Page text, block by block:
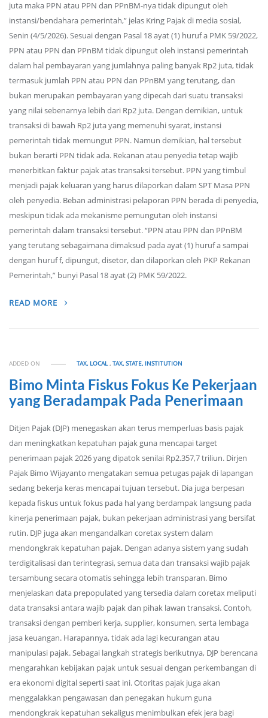
juta maka PPN atau PPN dan PPnBM-nya tidak dipungut oleh
instansi/bendahara pemerintah,” jelas Kring Pajak di media sosial,
Senin (4/5/2026). Sesuai dengan Pasal 18 ayat (1) huruf a PMK 59/2022,
PPN atau PPN dan PPnBM tidak dipungut oleh instansi pemerintah
dalam hal pembayaran yang jumlahnya paling banyak Rp2 juta, tidak
termasuk jumlah PPN atau PPN dan PPnBM yang terutang, dan
bukan merupakan pembayaran yang dipecah dari suatu transaksi
yang nilai sebenarnya lebih dari Rp2 juta. Dengan demikian, untuk
transaksi di bawah Rp2 juta yang memenuhi syarat, instansi
pemerintah tidak memungut PPN. Namun demikian, hal tersebut
bukan berarti PPN tidak ada. Rekanan atau penyedia tetap wajib
menerbitkan faktur pajak atas transaksi tersebut. PPN yang timbul
menjadi pajak keluaran yang harus dilaporkan dalam SPT Masa PPN
oleh penyedia. Beban administrasi pelaporan PPN berada di penyedia,
meskipun tidak ada mekanisme pemungutan oleh instansi
pemerintah dalam transaksi tersebut. “PPN atau PPN dan PPnBM
yang terutang sebagaimana dimaksud pada ayat (1) huruf a sampai
dengan huruf f, dipungut, disetor, dan dilaporkan oleh PKP Rekanan
Pemerintah,” bunyi Pasal 18 ayat (2) PMK 59/2022.
READ MORE
ADDED ON TAX, LOCAL,TAX, STATE, INSTITUTION
Bimo Minta Fiskus Fokus Ke Pekerjaan
yang Beradampak Pada Penerimaan
Ditjen Pajak (DJP) menegaskan akan terus memperluas basis pajak
dan meningkatkan kepatuhan pajak guna mencapai target
penerimaan pajak 2026 yang dipatok senilai Rp2.357,7 triliun. Dirjen
Pajak Bimo Wijayanto mengatakan semua petugas pajak di lapangan
sedang bekerja keras mencapai tujuan tersebut. Dia juga berpesan
kepada fiskus untuk fokus pada hal yang berdampak langsung pada
kinerja penerimaan pajak, bukan pekerjaan administrasi yang bersifat
rutin. DJP juga akan mengandalkan coretax system dalam
mendongkrak kepatuhan pajak. Dengan adanya sistem yang sudah
terdigitalisasi dan terintegrasi, semua data dan transaksi wajib pajak
tersambung secara otomatis sehingga lebih transparan. Bimo
menjelaskan data prepopulated yang tersedia dalam coretax meliputi
data transaksi antara wajib pajak dan pihak lawan transaksi. Contoh,
transaksi dengan pemberi kerja, supplier, konsumen, serta lembaga
jasa keuangan. Harapannya, tidak ada lagi kecurangan atau
manipulasi pajak. Sebagai langkah strategis berikutnya, DJP berencana
mengarahkan kebijakan pajak untuk sesuai dengan perkembangan di
era ekonomi digital seperti saat ini. Otoritas pajak juga akan
menggalakkan pengawasan dan penegakan hukum guna
mendongkrak kepatuhan sekaligus menimbulkan efek jera bagi